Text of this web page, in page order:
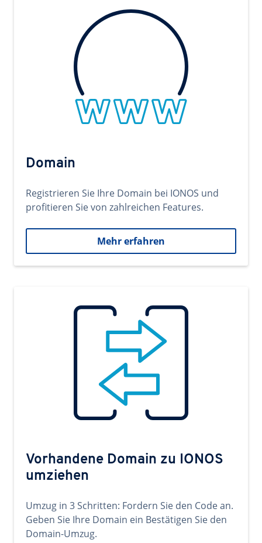
Domain
Registrieren Sie Ihre Domain bei IONOS und
profitieren Sie von zahlreichen Features.
Mehr erfahren
Vorhandene Domain zu IONOS
umziehen
Umzug in 3 Schritten: Fordern Sie den Code an.
Geben Sie Ihre Domain ein Bestätigen Sie den
Domain-Umzug.